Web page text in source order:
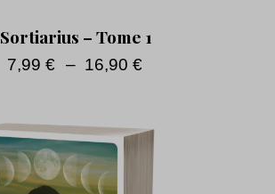
Sortiarius – Tome 1
7,99 € – 16,90 €